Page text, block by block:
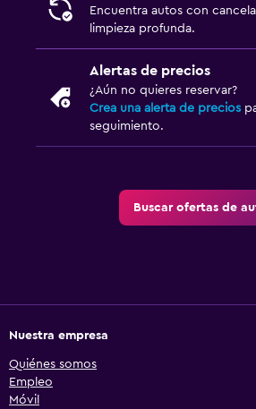
Encuentra autos con
limpieza profunda.
Alertas de precios
¿Aún no quieres reservar?
Crea una alerta de precios
seguimiento.
Buscar ofertas de
Nuestra empresa
Quiénes somos
Empleo
Móvil